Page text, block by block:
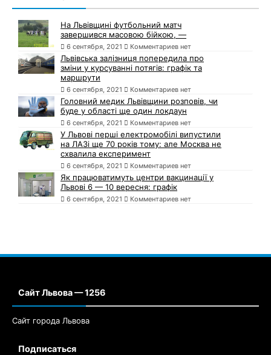
На Львівщині футбольний матч
завершився масовою бійкою, —
6 сентября, 2021 Комментариев нет
Львівська залізниця попередила про
зміни у курсуванні потягів: графік та
маршрути
6 сентября, 2021 Комментариев нет
Головний медик Львівщини розповів, чи
буде у області ще один локдаун
6 сентября, 2021 Комментариев нет
У Львові перші електромобілі випустили
на ЛАЗі ще 70 років тому: але Москва не
схвалила експеримент
6 сентября, 2021 Комментариев нет
Як працюватимуть центри вакцинації у
Львові 6 — 10 вересня: графік
6 сентября, 2021 Комментариев нет
Сайт Львова — 1256
Сайт города Львова
Подписаться